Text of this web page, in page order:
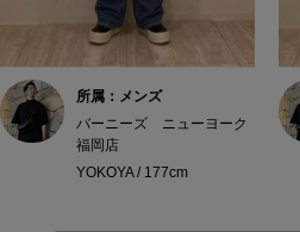
所属：メンズ
バーニーズ ニューヨーク
福岡店
YOKOYA / 177cm